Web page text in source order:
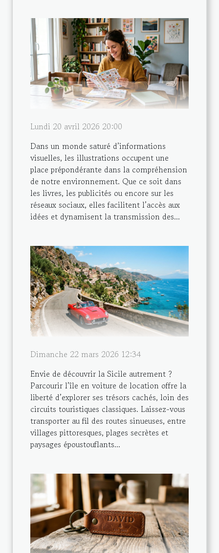
Lundi 20 avril 2026 20:00
Dans un monde saturé d’informations
visuelles, les illustrations occupent une
place prépondérante dans la compréhension
de notre environnement. Que ce soit dans
les livres, les publicités ou encore sur les
réseaux sociaux, elles facilitent l’accès aux
idées et dynamisent la transmission des...
Dimanche 22 mars 2026 12:34
Envie de découvrir la Sicile autrement ?
Parcourir l’île en voiture de location offre la
liberté d’explorer ses trésors cachés, loin des
circuits touristiques classiques. Laissez-vous
transporter au fil des routes sinueuses, entre
villages pittoresques, plages secrètes et
paysages époustouflants...